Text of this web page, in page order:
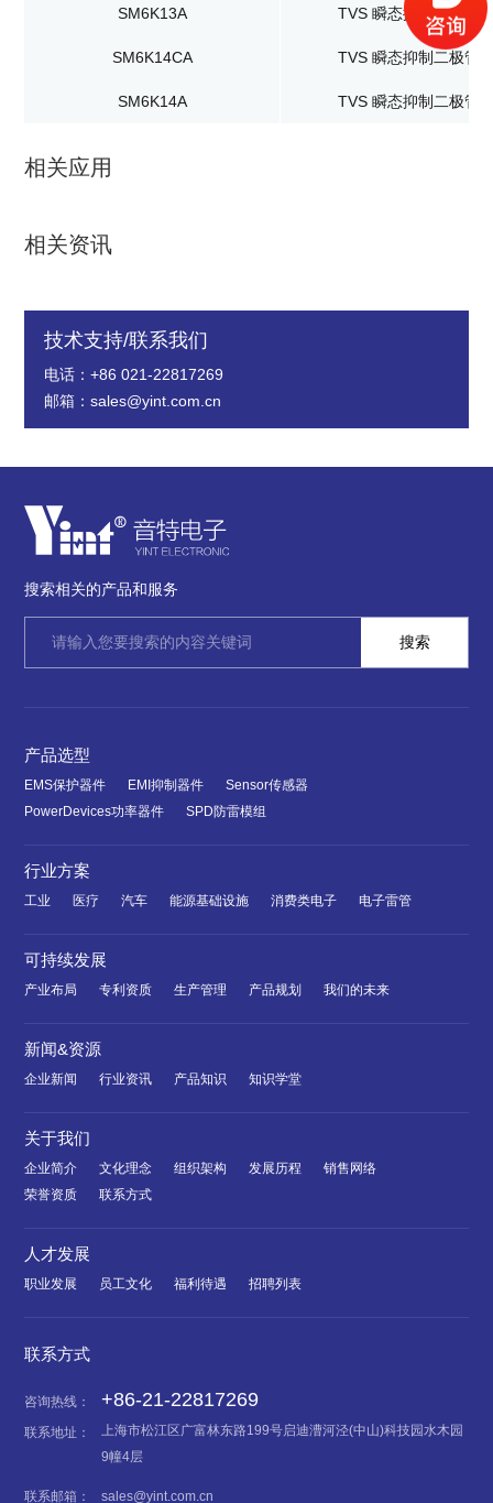
SM6K13A TVS 瞬态抑制二极管
SM6K14CA TVS 瞬态抑制二极管
SM6K14A TVS 瞬态抑制二极管
相关应用
相关资讯
技术支持/联系我们
电话：+86 021-22817269
邮箱：sales@yint.com.cn
搜索相关的产品和服务
产品选型
EMS保护器件 EMI抑制器件
Sensor传感器
PowerDevices功率器件
SPD防雷模组
行业方案
工业 医疗 汽车 能源基础设施 消费类电子 电子雷管
可持续发展
产业布局 专利资质 生产管理 产品规划 我们的未来
新闻&资源
企业新闻 行业资讯 产品知识 知识学堂
关于我们
企业简介 文化理念 组织架构 发展历程
销售网络
荣誉资质
联系方式
人才发展
职业发展 员工文化 福利待遇 招聘列表
联系方式
咨询热线： +86-21-22817269
联系地址：
上海市松江区广富林东路199号启迪漕河泾(中山)科技园水木园
9幢4层
联系邮箱： sales@yint.com.cn